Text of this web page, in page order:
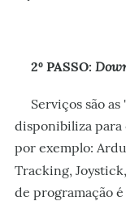
2º PASSO:
Serviços são as
disponibiliza para
por exemplo:
Tracking,
de programação